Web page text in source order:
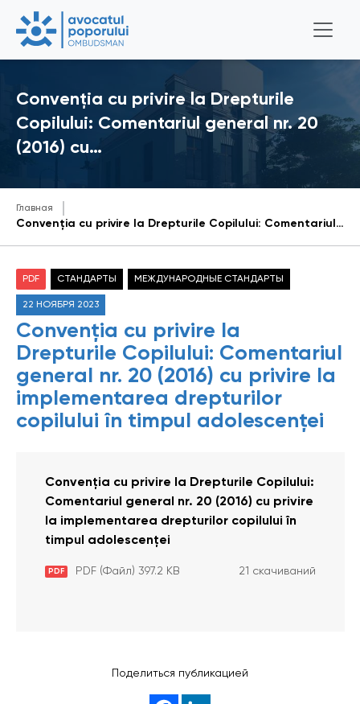
Convenția cu privire la Drepturile
Copilului: Comentariul general nr. 20
(2016) cu…
Главная
Convenția cu privire la Drepturile Copilului: Comentariul general nr. 20 (2016) cu privire la implementarea drepturilor copilului în timpul adolescenței
PDF СТАНДАРТЫ МЕЖДУНАРОДНЫЕ СТАНДАРТЫ
22 НОЯБРЯ 2023
Convenția cu privire la
Drepturile Copilului: Comentariul
general nr. 20 (2016) cu privire la
implementarea drepturilor
copilului în timpul adolescenței
Convenția cu privire la Drepturile Copilului:
Comentariul general nr. 20 (2016) cu privire
la implementarea drepturilor copilului în
timpul adolescenței
PDF PDF (Файл) 397.2 KB 21 скачиваний
Поделиться публикацией